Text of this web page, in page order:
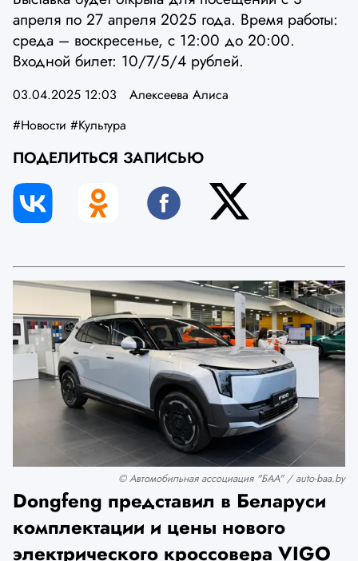
апреля по 27 апреля 2025 года. Время работы:
среда – воскресенье, с 12:00 до 20:00.
Входной билет: 10/7/5/4 рублей.
03.04.2025 12:03
Алексеева Алиса
#Новости #Культура
ПОДЕЛИТЬСЯ ЗАПИСЬЮ
© Автомобильная ассоциация "БАА" / auto-baa.by
Dongfeng представил в Беларуси
комплектации и цены нового
электрического кроссовера VIGO